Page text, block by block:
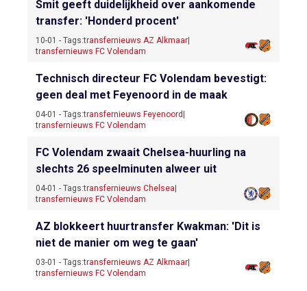
Smit geeft duidelijkheid over aankomende
transfer: 'Honderd procent'
10-01 - Tags:transfernieuws AZ Alkmaar
transfernieuws FC Volendam
Technisch directeur FC Volendam bevestigt:
geen deal met Feyenoord in de maak
04-01 - Tags:transfernieuws Feyenoord
transfernieuws FC Volendam
FC Volendam zwaait Chelsea-huurling na
slechts 26 speelminuten alweer uit
04-01 - Tags:transfernieuws Chelsea
transfernieuws FC Volendam
AZ blokkeert huurtransfer Kwakman: 'Dit is
niet de manier om weg te gaan'
03-01 - Tags:transfernieuws AZ Alkmaar
transfernieuws FC Volendam